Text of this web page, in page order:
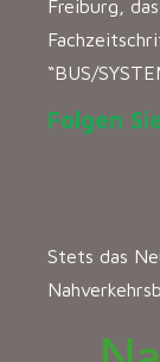
Freiburg,
“BUS/
Folgen
Stets das